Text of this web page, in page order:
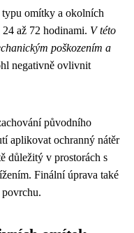
omítky a okolních
až 72 hodinami. V této
poškozením a
negativně ovlivnit
původního
aplikovat ochranný nátěr
důležitý v prostorách s
Finální úprava také
povrchu.